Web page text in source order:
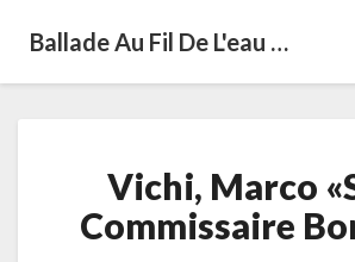
Ballade Au Fil De L'eau …
Marco
«Série
Vichi, Marco
Commissaire